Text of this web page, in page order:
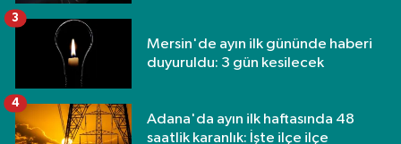
Mersin'de ayın ilk gününde haberi
duyuruldu: 3 gün kesilecek
3
Adana'da ayın ilk haftasında 48
saatlik karanlık: İşte ilçe ilçe
4